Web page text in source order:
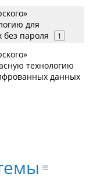
для
пароля
1
технологию
данных